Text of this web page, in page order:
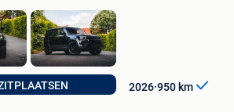
2026 950km